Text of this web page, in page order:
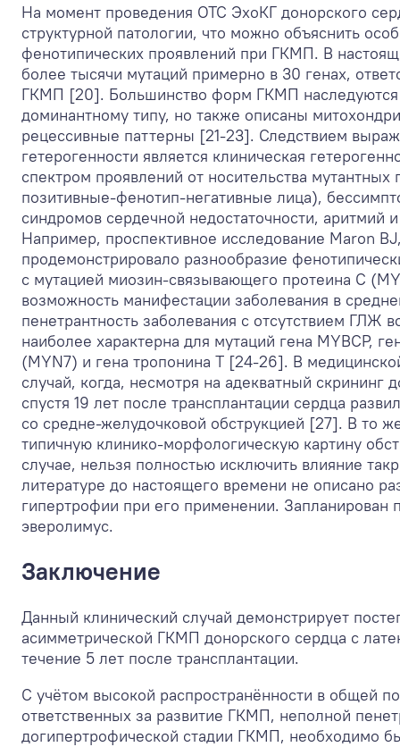
На момент проведения ОТС ЭхоКГ донорского
структурной патологии, что можно объяснить
фенотипических проявлений при ГКМП. В
более тысячи мутаций примерно в 30 генах,
ГКМП [20]. Большинство форм ГКМП наследуются
доминантному типу, но также описаны
рецессивные паттерны [21-23]. Следствием
гетерогенности является клиническая
спектром проявлений от носительства мутантных
позитивные-фенотип-негативные лица),
синдромов сердечной недостаточности, аритмий
Например, проспективное исследование Maron
продемонстрировало разнообразие
с мутацией миозин-связывающего протеина С
возможность манифестации заболевания в
пенетрантность заболевания с отсутствием ГЛЖ
наиболее характерна для мутаций гена MYBCP,
(MYN7) и гена тропонина Т [24-26]. В
случай, когда, несмотря на адекватный
спустя 19 лет после трансплантации сердца
со средне-желудочковой обструкцией [27]. В то
типичную клинико-морфологическую картину
случае, нельзя полностью исключить влияние
литературе до настоящего времени не описано
гипертрофии при его применении. Запланирован
эверолимус.
Заключение
Данный клинический случай демонстрирует
асимметрической ГКМП донорского сердца с
течение 5 лет после трансплантации.
С учётом высокой распространённости в общей
ответственных за развитие ГКМП, неполной
догипертрофической стадии ГКМП, необходимо